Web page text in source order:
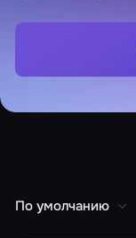
По умолчанию